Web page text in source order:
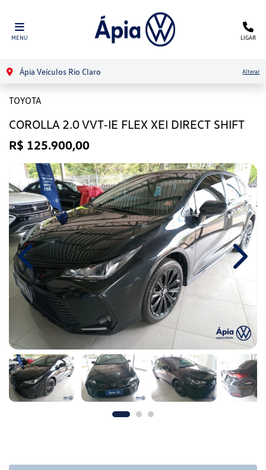
MENU LIGAR
Ápia Veículos Rio Claro Alterar
TOYOTA
COROLLA 2.0 VVT-IE FLEX XEI DIRECT SHIFT
R$ 125.900,00
Previous Next